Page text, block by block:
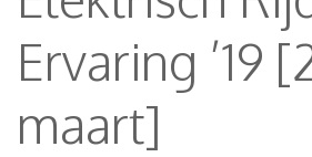
Ervaring ’19
maart]